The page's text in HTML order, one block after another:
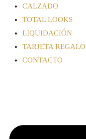
CALZADO
TOTAL LOOKS
LIQUIDACIÓN
TARJETA REGALO
CONTACTO